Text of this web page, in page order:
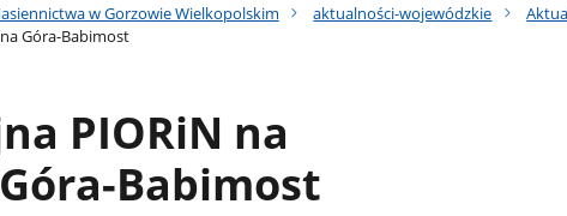
w Gorzowie Wielkopolskim aktualności-wojewódzkie
Góra-Babimost
PIORiN na
Babimost